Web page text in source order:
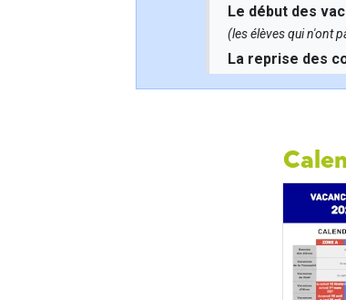
Le début des
(les élèves qui n'ont
La reprise des